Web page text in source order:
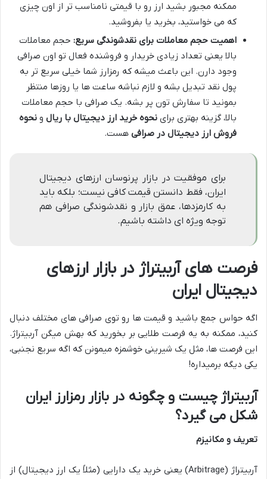
ممکنه مجبور بشید ارز رو با قیمتی نامناسب تر از اون چیزی
که می خواستید، بخرید یا بفروشید.
اهمیت حجم معاملات برای نقدشوندگی سریع: حجم معاملات
بالا یعنی تعداد زیادی خریدار و فروشنده فعال تو اون صرافی
وجود دارن. این باعث میشه که رمزارز شما خیلی سریع تر به
پول نقد تبدیل بشه و لازم نباشه ساعت ها یا روزها منتظر
بمونید تا سفارش تون پر بشه. یک صرافی با حجم معاملات
بالا، گزینه بهتری برای نحوه خرید ارز دیجیتال با ریال و نحوه
فروش ارز دیجیتال در صرافی هست.
برای موفقیت در بازار پرنوسان ارزهای دیجیتال
ایران، فقط دانستن قیمت کافی نیست؛ بلکه باید
به کارمزدها، عمق بازار و نقدشوندگی صرافی هم
توجه ویژه ای داشته باشیم.
فرصت های آربیتراژ در بازار ارزهای
دیجیتال ایران
اگه حواس جمع باشید و قیمت ها رو توی صرافی های مختلف دنبال
کنید، ممکنه به یه فرصت طلایی بر بخورید که بهش میگن آربیتراژ.
این فرصت ها، مثل یک شیرینی خوشمزه میمونن که اگه سریع نجنبی،
یکی دیگه برمیداره!
آربیتراژ چیست و چگونه در بازار رمزارز ایران
شکل می گیرد؟
تعریف و مکانیزم
آربیتراژ (Arbitrage) یعنی خرید یک دارایی (مثلاً یک ارز دیجیتال) از